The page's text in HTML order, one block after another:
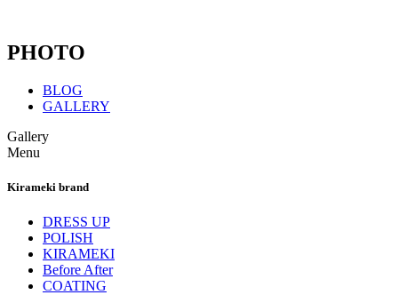
PHOTO
BLOG
GALLERY
Gallery
Menu
Kirameki brand
DRESS UP
POLISH
KIRAMEKI
Before After
COATING